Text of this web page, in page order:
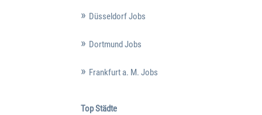
Düsseldorf Jobs
Dortmund Jobs
Frankfurt a. M. Jobs
Top Städte